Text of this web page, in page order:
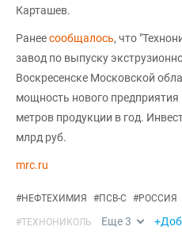
Карташев.
Ранеесообщалось, что
завод по выпуску
Воскресенске Московской
мощность нового
метров продукции в год.
млрд руб.
mrc.ru
#НЕФТЕХИМИЯ #ПСВ-С #РОССИЯ
#ТЕХНОНИКОЛЬ Еще3